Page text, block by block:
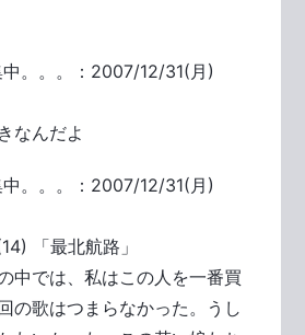
。。。：2007/12/31(月)
なんだよ
。。。：2007/12/31(月)
「最北航路」
中では、私はこの人を一番買
の歌はつまらなかった。うし